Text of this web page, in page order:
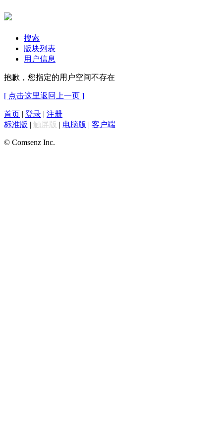
搜索
版块列表
用户信息
抱歉，您指定的用户空间不存在
[ 点击这里返回上一页 ]
首页 | 登录 | 注册
标准版 | 触屏版 | 电脑版 | 客户端
© Comsenz Inc.